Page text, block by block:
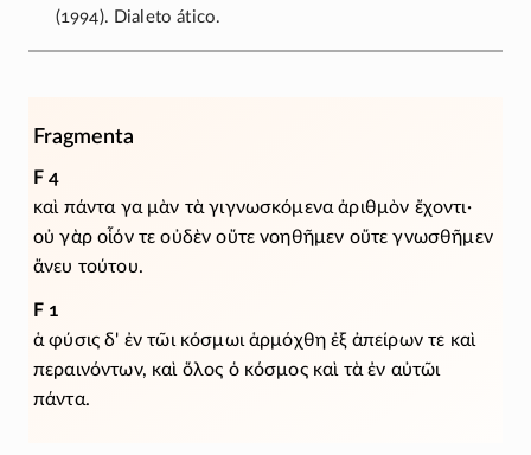
(1994). Dialeto ático.
Fragmenta
F 4
καὶ πάντα γα μὰν τὰ γιγνωσκόμενα ἀριθμὸν ἔχοντι·
οὐ γὰρ οἷόν τε οὐδὲν οὔτε νοηθῆμεν οὔτε γνωσθῆμεν
ἄνευ τούτου.
F 1
ἁ φύσις δ' ἐν τῶι κόσμωι ἁρμόχθη ἐξ ἀπείρων τε καὶ
περαινόντων, καὶ ὅλος ὁ κόσμος καὶ τὰ ἐν αὐτῶι
πάντα.